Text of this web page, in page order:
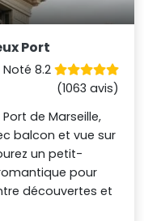
Port
Noté 8.2
(1063 avis)
de Marseille,
balcon et vue sur
un petit-
pour
découvertes et